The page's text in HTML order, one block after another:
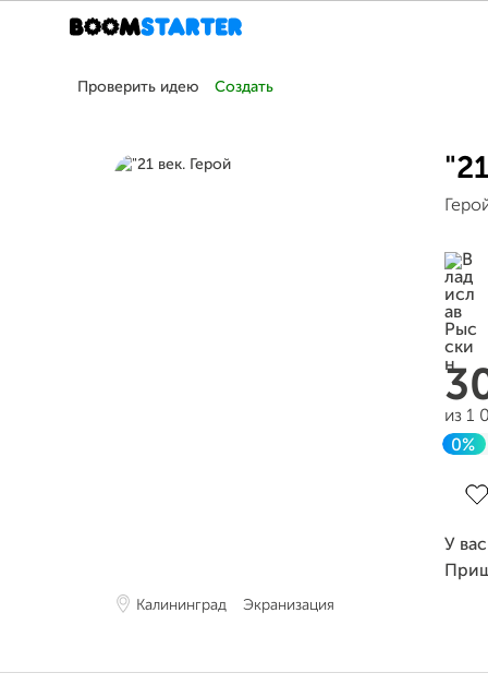
Проверить идею Создать
Калининград Экранизация
из 1
0%
У